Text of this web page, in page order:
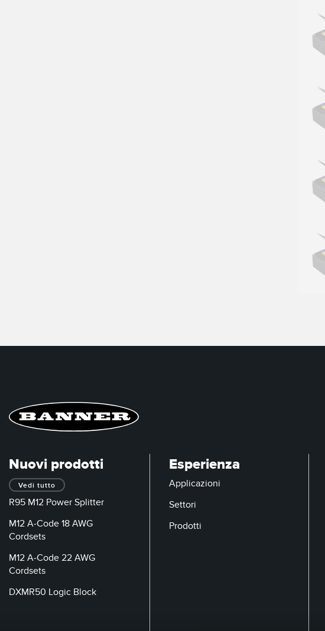
Nuovi prodotti
Vedi tutto
R95 M12 Power Splitter
M12 A-Code 18 AWG
Cordsets
M12 A-Code 22 AWG
Cordsets
DXMR50 Logic Block
Esperienza
Applicazioni
Settori
Prodotti